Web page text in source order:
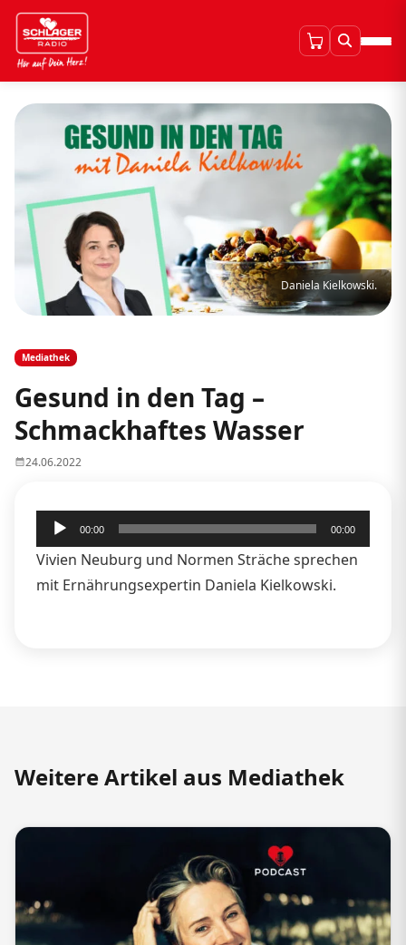
Daniela Kielkowski.
Mediathek
Gesund in den Tag –
Schmackhaftes Wasser
24.06.2022
Audio-
Player
00:00 00:00
Vivien Neuburg und Normen Sträche sprechen
mit Ernährungsexpertin Daniela Kielkowski.
Weitere Artikel aus Mediathek